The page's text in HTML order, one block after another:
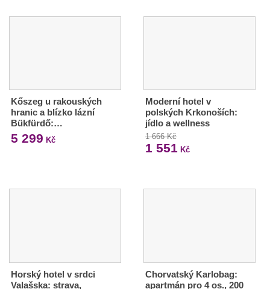
Kőszeg u rakouských
hranic a blízko lázní
Bükfürdő:…
5 299 Kč
Moderní hotel v
polských Krkonoších:
jídlo a wellness
1 666 Kč
1 551 Kč
Horský hotel v srdci
Valašska: strava,
Chorvatský Karlobag:
apartmán pro 4 os., 200